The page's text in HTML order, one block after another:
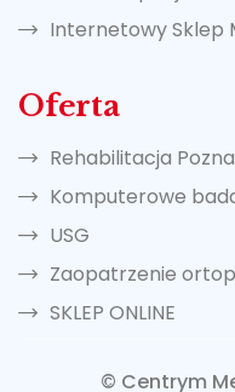
Internetowy Sklep
Oferta
Rehabilitacja
Komputerowe
USG
Zaopatrzenie
SKLEP ONLINE
© Centrym